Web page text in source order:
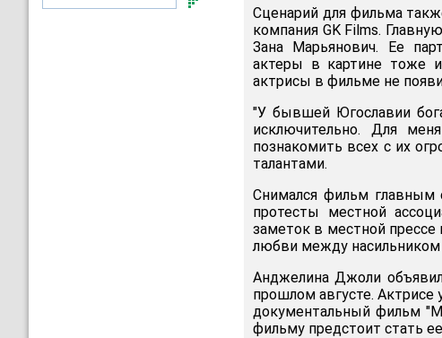
Сценарий для фильма
компания GK Films.
Зана Марьянович. Ее
актеры в картине тоже
актрисы в фильме не
"У бывшей Югославии
исключительно. Для
познакомить всех с их
талантами.
Снимался фильм главным
протесты местной
заметок в местной
любви между
Анджелина Джоли
прошлом августе.
документальный фильм
фильму предстоит стать